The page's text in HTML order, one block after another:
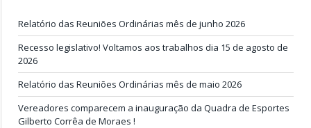
Relatório das Reuniões Ordinárias mês de junho 2026
Recesso legislativo! Voltamos aos trabalhos dia 15 de agosto de
2026
Relatório das Reuniões Ordinárias mês de maio 2026
Vereadores comparecem a inauguração da Quadra de Esportes
Gilberto Corrêa de Moraes !